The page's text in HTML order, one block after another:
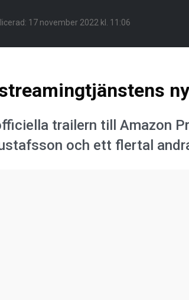
17 november 2022 kl. 11:06
trailern till Amazon
och ett flertal